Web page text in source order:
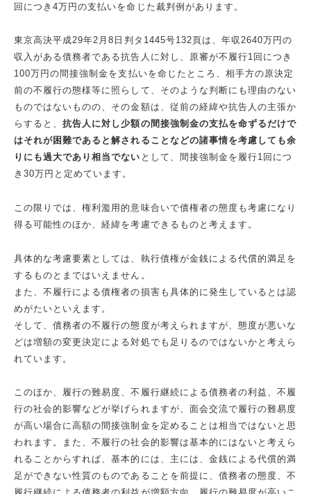
回につき4万円の支払いを命じた裁判例があります。
東京高決平成29年2月8日判タ1445号132頁は、年収2640万円の
収入がある債務者である抗告人に対し、原審が不履行1回につき
100万円の間接強制金を支払いを命じたところ、相手方の原決定
前の不履行の態様等に照らして、そのような判断にも理由のない
ものではないものの、その金額は、従前の経緯や抗告人の主張か
らすると、抗告人に対し少額の間接強制金の支払を命ずるだけで
はそれが困難であると解されることなどの諸事情を考慮しても余
りにも過大であり相当でない として、間接強制金を履行1回につ
き30万円と定めています。
この限りでは、権利濫用的意味合いで債権者の態度も考慮になり
得る可能性のほか、経緯を考慮できるものと考えます。
具体的な考慮要素としては、執行債権が金銭による代償的満足を
するものとまではいえません。
また、不履行による債権者の損害も具体的に発生しているとは認
めがたいといえます。
そして、債務者の不履行の態度が考えられますが、態度が悪いな
どは増額の変更決定による対処でも足りるのではないかと考えら
れています。
このほか、履行の難易度、不履行継続による債務者の利益、不履
行の社会的影響などが挙げられますが、面会交流で履行の難易度
が高い場合に高額の間接強制金を定めることは相当ではないと思
われます。また、不履行の社会的影響は基本的にはないと考えら
れることからすれば、基本的には、主には、金銭による代償的満
足ができない性質のものであることを前提に、債務者の態度、不